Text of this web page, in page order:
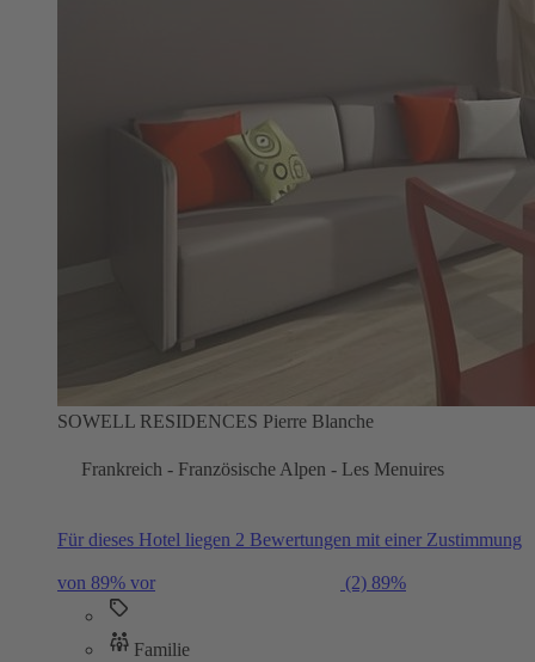
SOWELL RESIDENCES Pierre Blanche
Frankreich - Französische Alpen - Les Menuires
Für dieses Hotel liegen 2 Bewertungen mit einer Zustimmung
von 89% vor (2) 89%
Familie